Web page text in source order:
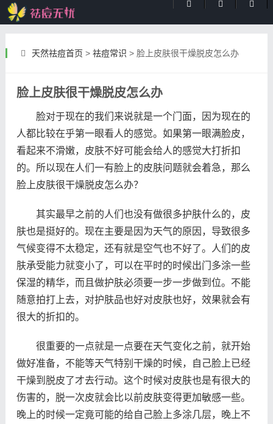
天然祛痘首页 > 祛痘常识 >脸上皮肤很干燥脱皮怎么办
脸上皮肤很干燥脱皮怎么办
脸对于现在的我们来说就是一个门面，因为现在的
人都比较在乎第一眼看人的感觉。如果第一眼满脸皮，
看起来不滑嫩，皮肤不好可能会给人的感觉大打折扣
的。所以现在人们一有脸上的皮肤问题就会着急，那么
脸上皮肤很干燥脱皮怎么办？
其实最早之前的人们也没有做很多护肤什么的，皮
肤也是挺好的。现在主要是因为天气的原因，导致很多
气候变得不太稳定，还有就是空气也不好了。人们的皮
肤承受能力就变小了，可以在平时的时候出门多涂一些
保湿的精华，而且做护肤必须要一步一步做到位。不能
随意拍打上去，对护肤品也好对皮肤也好，效果就会有
很大的折扣的。
很重要的一点就是一点要在天气变化之前，就开始
做好准备，不能等天气特别干燥的时候，自己脸上已经
干燥到脱皮了才去行动。这个时候对皮肤也是有很大的
伤害的，脱一次皮就会比以前皮肤变得更加敏感一些。
晚上的时候一定竟可能的给自己脸上多涂几层，晚上不